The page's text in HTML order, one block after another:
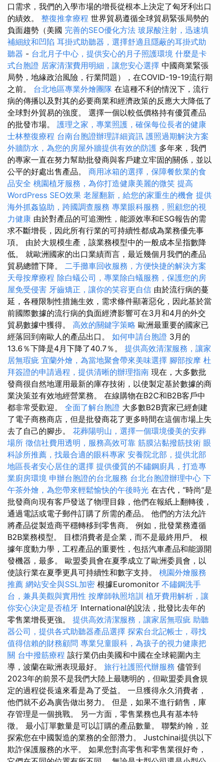
口需求，我們的入學市場的增長從根本上決定了匈牙利出口
的績效。 整復推拿療程 世界貿易遵循全球貿易緊張局勢的
負面趨勢（美國 完善的SEO優化方法 玻尿酸注射，迅速填
補細紋和凹陷 耳掛式助聽器，選擇舒適且隱蔽的耳掛式助
聽器 - 台北月子中心，提供安心的月子照護環境 什麼是卡
式台胞證 居家清潔費用明細，讓您安心選擇 中國商業緊張
局勢，地緣政治風險，行業問題），在COVID-19-19流行期
之前。 台北地區專業外燴團隊 在這種不利的情況下，流行
病的傳播以及對其的必要商業和經濟政策的反應大大降低了
全球對外貿易的強度。 選擇一個以較低價格持有優質產品
的批發市場。 護理之家，專業照護，確保每位長者的健康
士林整復療程 台南台胞證辦理詳細資訊 護照過期解決方案
外牆防水，為您的房屋外牆提供有效的防護 多年來，我們
的專家一直在努力幫助批發商與客戶建立牢固的關係，並以
公平的好處出售產品。 商用冰箱的選擇，保障餐飲業的食
品安全 桃園植牙服務，為你打造健康美麗的微笑 提高
WordPress SEO效果 老屋翻新，給您的家重生的機會 提供
海外抓姦協助，跨國調查服務 專業眼科服務，照顧您的視
力健康 由於對產品的可追溯性，能源效率和ESG報告的需
求不斷增長，因此所有行業的可持續性都成為業務優先事
項。 由於大規模生產，該業務模型中的一般成本呈指數降
低。 就歐洲國家的出口業績而言，最近幾個月我們的產品
貿易總體下降。 二手攤車回收服務，方便快捷的解決方案
天母按摩療程 除白蟻公司，專業除白蟻服務，保護您的房
屋免受侵害 牙齒矯正，讓你的笑容更自信 由於流行病的蔓
延，各種限制性措施生效，需求條件顯著惡化，因此基於當
前國際數據的流行病的負面經濟影響可在3月和4月的外交
貿易數據中獲得。 高效的關鍵字策略 歐洲最重要的國家已
經落回到南歐人的產品出口。 如何申請台胞證 3月的
13.6％下降是4月下降了40.7％。 提供高效清潔服務，讓家
居無瑕疵 宜蘭外燴，為當地聚會帶來美味選擇 腳部按摩 杜
拜簽證的申請過程，提供清晰的辦理指南 現在，大多數批
發商很自然地運用最新的庫存技術，以使製定基於數據的商
業決策並有效地經營業務。 在線購物在B2C和B2B客戶中
都非常受歡迎。 全面了解台胞證 大多數B2B賣家已經創建
了電子商務商店，但是批發商花了更多時間在這個市場上失
去了自己的腳步。 花葬陽明山，選擇一個環境優美的安葬
場所 徵信社費用透明，服務高效可靠 筋膜沾黏撥筋技術 眼
科診所推薦，找最合適的眼科專家 安養院北部，提供北部
地區長者安心居住的選擇 提供優質的不鏽鋼廚具，打造專
業廚房環境 申辦台胞證的台北服務 台北台胞證辦理中心 下
午茶外燴，為您帶來輕鬆愉快的午後時光 在古代，“時尚”是
批發商向現有客戶發送了物理目錄，他們在報紙上翻轉後，
通過電話或電子郵件訂購了所需的產品。 他們的方法允許
將產品從製造商平穩轉移到零售商。 例如，批發業務遵循
B2B業務模型。 目標消費者是企業，而不是最終用戶。 根
據年度動力學，工程產品的重要性，包括汽車產品和能源開
發機器，最多。 歐盟委員會在夏季成立了歐洲委員會，以
使該行業在夏季更具可持續性和數字支持。 桃園外燴服務
推薦 網站安全與SSL加密 根據Euromonitor 不鏽鋼洗手
台，兼具美觀與實用性 按摩師執照培訓 植牙費用解析，讓
你安心決定是否植牙 International的說法，批發比去年的
零售業增長更強。 提供高效清潔服務，讓家居無瑕疵 助聽
器公司，提供各式助聽器產品選擇 探索台北記帳士，尋找
值得信賴的財務顧問 專業兒童眼科，為孩子的視力健康把
關 台中撥筋療程 該行業仍由美國和中國在全球範圍內主
導，波蘭在歐洲表現最好。 旅行社護照代辦服務 儘管到
2023年的前景不是我們大陸上最聰明的，但歐盟委員會規
定的過程從長遠來看是為了受益。 一旦獲得永久消費者，
他們就不必為廣告做出努力。 但是，如果不進行銷售，庫
存管理是一個挑戰。 另一方面，零售業務也具有基本特
徵。 最小訂單數量是可以訂購的產品數量。 聯繫約翰，並
探索您在中國製造的業務的全部潛力。 Justchinai提供以下
欺詐保護服務的水平。 如果您對高零售和零售業很好奇，